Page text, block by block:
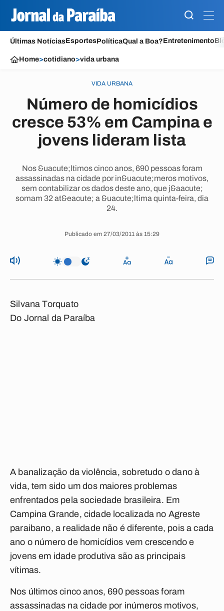
Últimas NotíciasEsportesPolíticaQual a Boa?Entretenimento
Home>cotidiano>vida urbana
VIDA URBANA
Número de homicídios
cresce 53% em Campina e
jovens lideram lista
Nos &uacute;ltimos cinco anos, 690 pessoas foram
assassinadas na cidade por in&uacute;meros motivos,
sem contabilizar os dados deste ano, que j&aacute;
somam 32 at&eacute; a &uacute;ltima quinta-feira, dia
24.
Publicado em 27/03/2011 às 15:29
Silvana Torquato
Do Jornal da Paraíba
A banalização da violência, sobretudo o dano à
vida, tem sido um dos maiores problemas
enfrentados pela sociedade brasileira. Em
Campina Grande, cidade localizada no Agreste
paraibano, a realidade não é diferente, pois a cada
ano o número de homicídios vem crescendo e
jovens em idade produtiva são as principais
vítimas.
Nos últimos cinco anos, 690 pessoas foram
assassinadas na cidade por inúmeros motivos,